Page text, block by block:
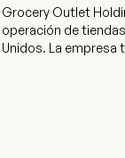
Grocery Outlet
operación de
Unidos. La empresa